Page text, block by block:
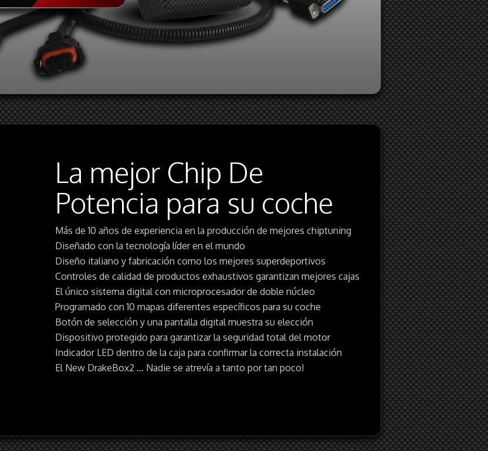
La mejor Chip De
Potencia para su coche
Más de 10 años de experiencia en la producción de mejores chiptuning
Diseñado con la tecnología líder en el mundo
Diseño italiano y fabricación como los mejores superdeportivos
Controles de calidad de productos exhaustivos garantizan mejores cajas
El único sistema digital con microprocesador de doble núcleo
Programado con 10 mapas diferentes específicos para su coche
Botón de selección y una pantalla digital muestra su elección
Dispositivo protegido para garantizar la seguridad total del motor
Indicador LED dentro de la caja para confirmar la correcta instalación
El New DrakeBox2 ... Nadie se atrevía a tanto por tan poco!